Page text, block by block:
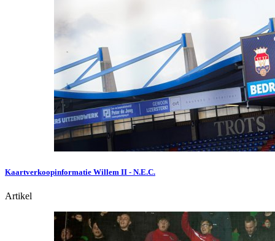
Kaartverkoopinformatie Willem II - N.E.C.
Artikel